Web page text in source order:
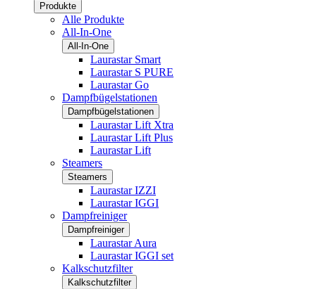
Produkte
Alle Produkte
All-In-One
All-In-One
Laurastar Smart
Laurastar S PURE
Laurastar Go
Dampfbügelstationen
Dampfbügelstationen
Laurastar Lift Xtra
Laurastar Lift Plus
Laurastar Lift
Steamers
Steamers
Laurastar IZZI
Laurastar IGGI
Dampfreiniger
Dampfreiniger
Laurastar Aura
Laurastar IGGI set
Kalkschutzfilter
Kalkschutzfilter